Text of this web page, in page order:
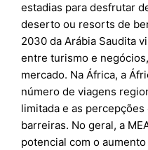
estadias para desfrutar
deserto ou resorts de
2030 da Arábia Saudita
entre turismo e
mercado. Na África, a
número de viagens
limitada e as
barreiras. No geral, a
potencial com o